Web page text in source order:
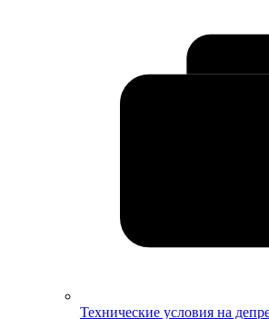
Технические условия на